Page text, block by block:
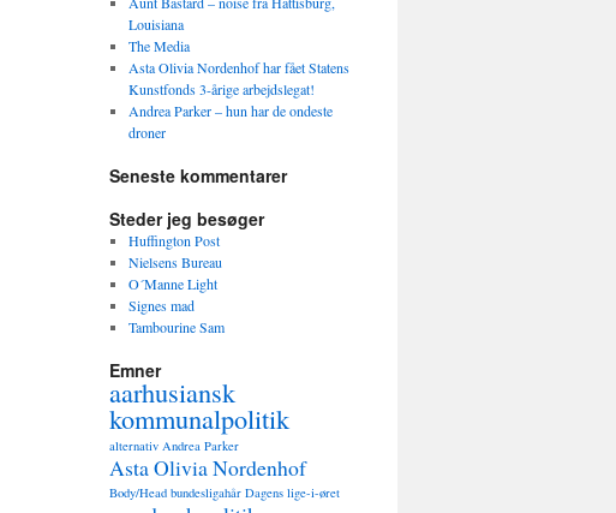
Louisiana
The Media
Asta Olivia Nordenhof har fået Statens
Kunstfonds 3-årige arbejdslegat!
Andrea Parker – hun har de ondeste
droner
Seneste kommentarer
Steder jeg besøger
Huffington Post
Nielsens Bureau
O´Manne Light
Signes mad
Tambourine Sam
Emner
aarhusiansk
kommunalpolitik
alternativ Andrea Parker
Asta Olivia Nordenhof
Body/Head bundesligahår Dagens lige-i-øret